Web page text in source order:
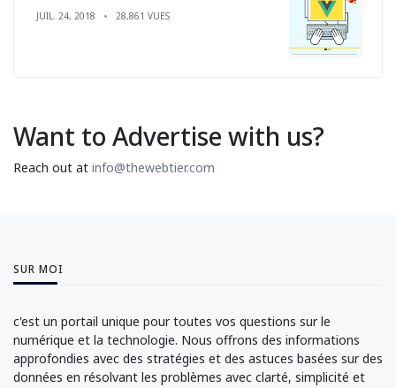
JUIL. 24, 2018 28,861 VUES
Want to Advertise with us?
Reach out at info@thewebtier.com
SUR MOI
c'est un portail unique pour toutes vos questions sur le
numérique et la technologie. Nous offrons des informations
approfondies avec des stratégies et des astuces basées sur des
données en résolvant les problèmes avec clarté, simplicité et